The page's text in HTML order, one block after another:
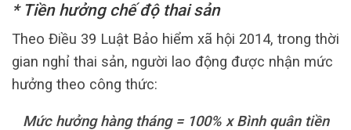
* Tiền hưởng chế độ thai sản
Theo Điều 39 Luật Bảo hiểm xã hội 2014, trong thời
gian nghỉ thai sản, người lao động được nhận mức
hưởng theo công thức:
Mức hưởng hàng tháng = 100% x Bình quân tiền